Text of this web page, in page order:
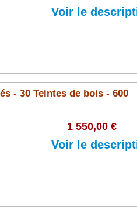
Voir le
- 30 Teintes de bois - 600
1 550,00 €
Voir le